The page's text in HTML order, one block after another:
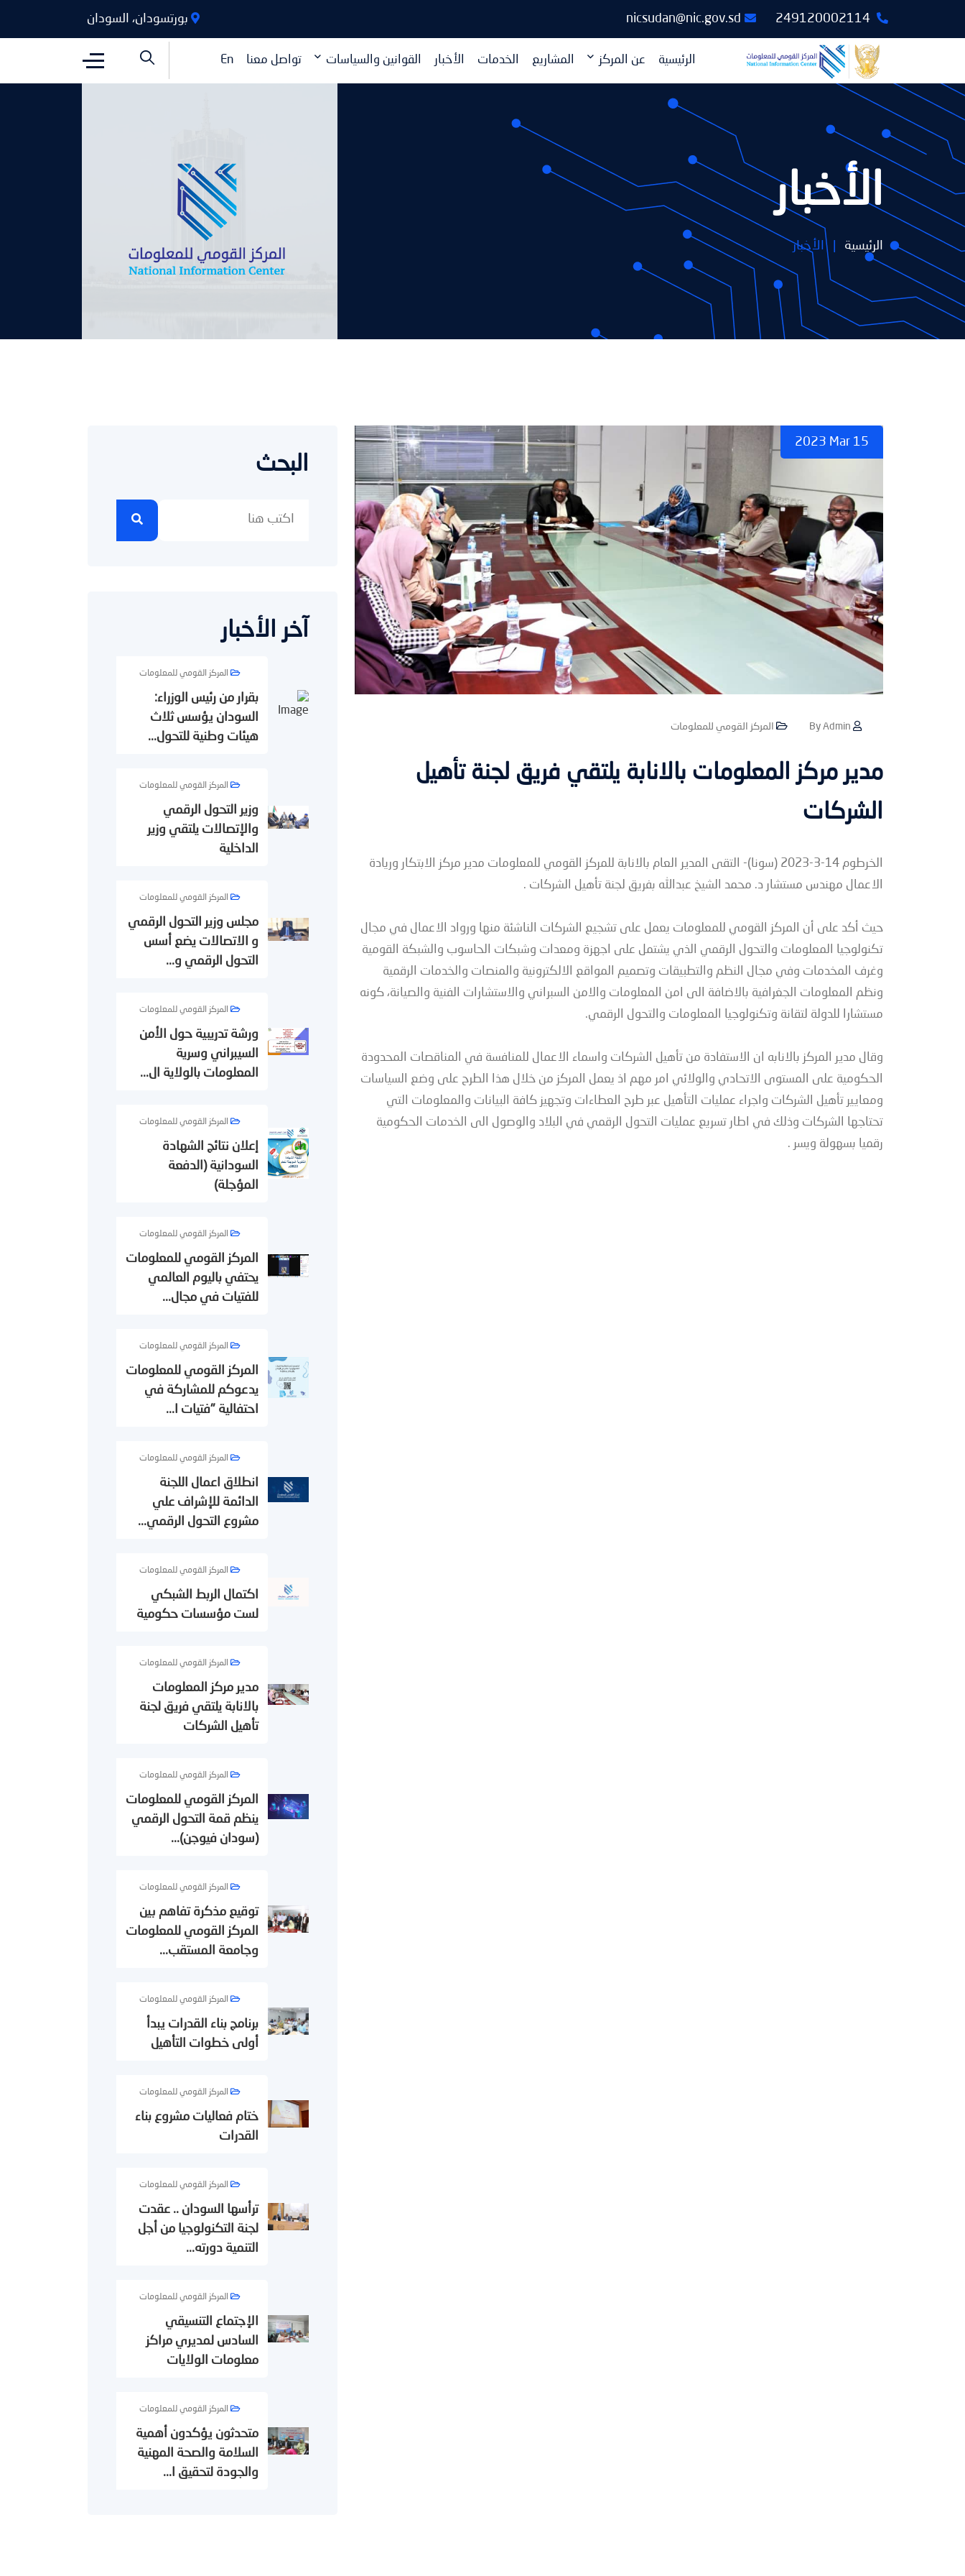
249120002114
nicsudan@nic.gov.sd بورتسودان، السودان
الرئيسية عن المركز المشاريع الخدمات الأخبار القوانين والسياسات تواصل معنا En
الأخبار
الرئيسية الأخبار
2023 Mar 15
المركز القومي للمعلومات
مدير مركز المعلومات بالانابة يلتقي فريق لجنة تأهيل
الشركات
الخرطوم 14-3-2023 (سونا)- التقى المدير العام بالانابة للمركز القومي للمعلومات مدير مركز الابتكار وريادة
الاعمال مهندس مستشار د. محمد الشيخ عبدالله بفريق لجنة تأهيل الشركات .
حيث أكد على أن المركز القومي للمعلومات يعمل على تشجيع الشركات الناشئة منها ورواد الاعمال في مجال
تكنولوجيا المعلومات والتحول الرقمي الذي يشتمل على اجهزة ومعدات وشبكات الحاسوب والشبكة القومية
وغرف المخدمات وفي مجال النظم والتطبيقات وتصميم المواقع الالكترونية والمنصات والخدمات الرقمية
ونظم المعلومات الجغرافية بالاضافة الى امن المعلومات والامن السبراني والاستشارات الفنية والصيانة، كونه
مستشارا للدولة لتقانة وتكنولوجيا المعلومات والتحول الرقمي.
وقال مدير المركز بالانابه ان الاستفادة من تأهيل الشركات واسماء الاعمال للمنافسة في المناقصات المحدودة
الحكومية على المستوى الاتحادي والولائي امر مهم اذ يعمل المركز من خلال هذا الطرح على وضع السياسات
ومعايير تأهيل الشركات واجراء عمليات التأهيل عبر طرح العطاءات وتجهيز كافة البيانات والمعلومات التي
تحتاجها الشركات وذلك في اطار تسريع عمليات التحول الرقمي في البلاد والوصول الى الخدمات الحكومية
رقميا بسهولة ويسر .
البحث
آخر الأخبار
المركز القومي للمعلومات
بقرار من رئيس الوزراء:
السودان يؤسس ثلاث
هيئات وطنية للتحول...
المركز القومي للمعلومات
وزير التحول الرقمي
والإتصالات يلتقي وزير
الداخلية
المركز القومي للمعلومات
مجلس وزير التحول الرقمي
و الاتصالات يضع أسس
التحول الرقمي و...
المركز القومي للمعلومات
ورشة تدريبية حول الأمن
السيبراني وسرية
المعلومات بالولاية ال...
المركز القومي للمعلومات
إعلان نتائج الشهادة
السودانية (الدفعة
المؤجلة)
المركز القومي للمعلومات
المركز القومي للمعلومات
يحتفي باليوم العالمي
للفتيات في مجال...
المركز القومي للمعلومات
المركز القومي للمعلومات
يدعوكم للمشاركة في
احتفالية "فتيات ا...
المركز القومي للمعلومات
انطلاق اعمال اللجنة
الدائمة للإشراف علي
مشروع التحول الرقمي...
المركز القومي للمعلومات
اكتمال الربط الشبكي
لست مؤسسات حكومية
المركز القومي للمعلومات
مدير مركز المعلومات
بالانابة يلتقي فريق لجنة
تأهيل الشركات
المركز القومي للمعلومات
المركز القومي للمعلومات
ينظم قمة التحول الرقمي
(سودان فيوجن)...
المركز القومي للمعلومات
توقيع مذكرة تفاهم بين
المركز القومي للمعلومات
وجامعة المستقب...
المركز القومي للمعلومات
برنامج بناء القدرات يبدأ
أولى خطوات التأهيل
المركز القومي للمعلومات
ختام فعاليات مشروع بناء
القدرات
المركز القومي للمعلومات
ترأسها السودان .. عقدت
لجنة التكنولوجيا من أجل
التنمية دورته...
المركز القومي للمعلومات
الإجتماع التنسيقي
السادس لمديري مراكز
معلومات الولايات
المركز القومي للمعلومات
متحدثون يؤكدون أهمية
السلامة والصحة المهنية
والجودة لتحقيق ا...